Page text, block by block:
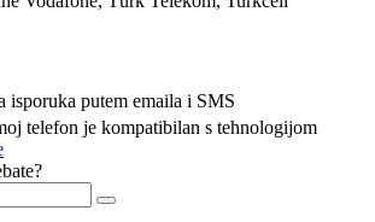
isporuka putem emaila i SMS
telefon je kompatibilan s tehnologijom